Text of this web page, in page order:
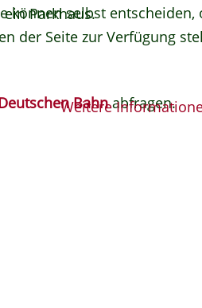
Parkhaus.
Bahnabfragen.
können selbst
der Seite zur Verfügung
Weitere